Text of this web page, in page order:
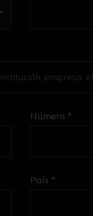
Número *
País *